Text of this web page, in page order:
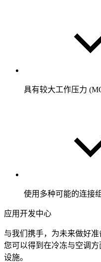
具有较大工作压力
使用多种可能的连接
应用开发中心
与我们携手，为未来做好准
您可以得到在冷冻与空调
设施。